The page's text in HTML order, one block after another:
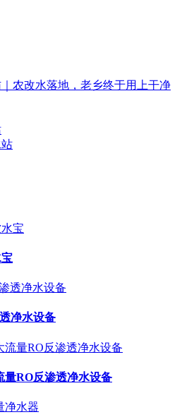
农改水落地，老乡终于用上干净
净水设备
量RO反渗透净水设备